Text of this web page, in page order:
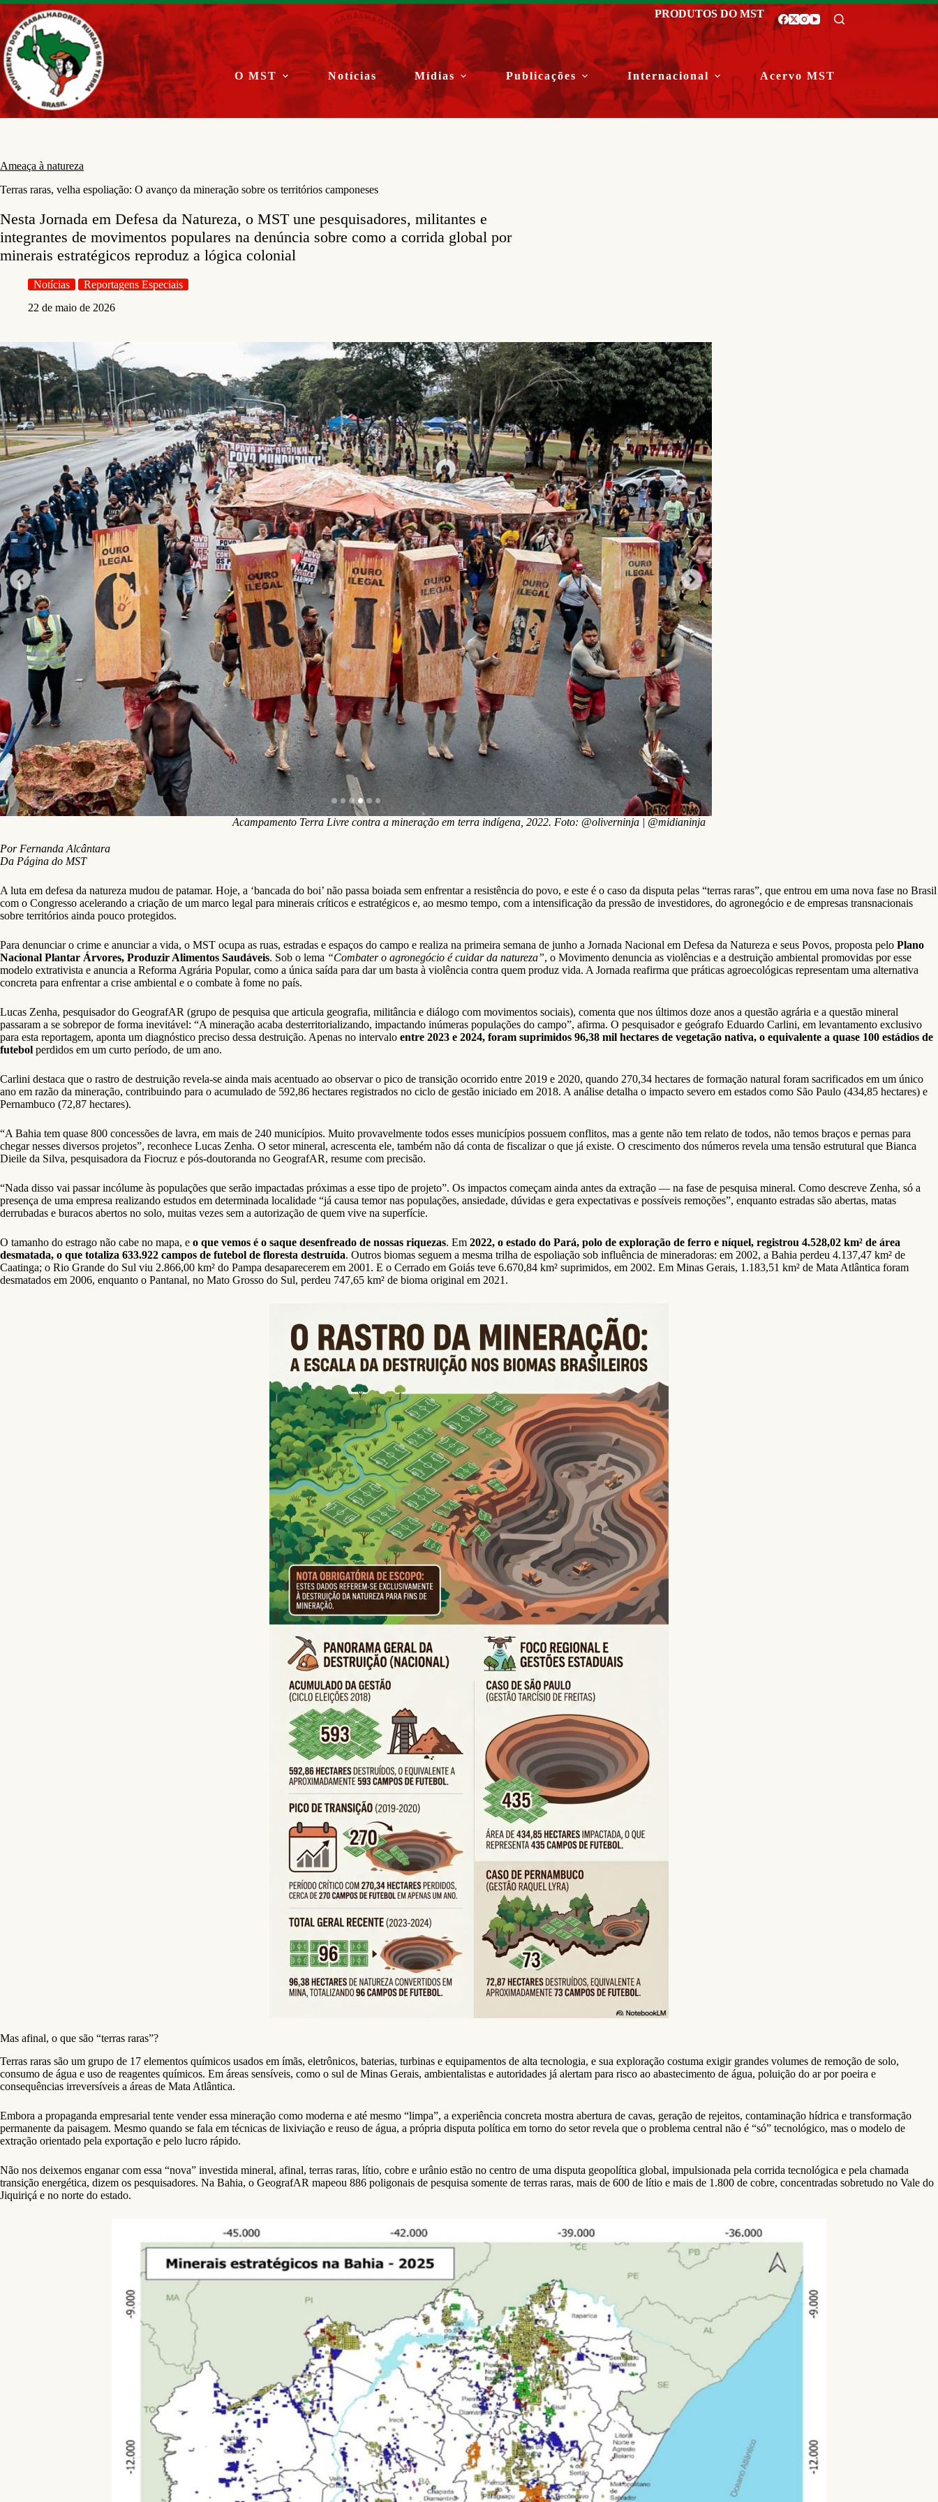
Pular
para
o
conteúdo
PRODUTOS DO MST
O MST Notícias Mídias Publicações Internacional Acervo MST
Ameaça à natureza
Terras raras, velha espoliação: O avanço da mineração sobre os territórios camponeses
Nesta Jornada em Defesa da Natureza, o MST une pesquisadores, militantes e
integrantes de movimentos populares na denúncia sobre como a corrida global por
minerais estratégicos reproduz a lógica colonial
Notícias
Reportagens Especiais
22 de maio de 2026
Acampamento Terra Livre contra a mineração em terra indígena, 2022. Foto: @oliverninja | @midianinja
Por Fernanda Alcântara
Da Página do MST
A luta em defesa da natureza mudou de patamar. Hoje, a ‘bancada do boi’ não passa boiada sem enfrentar a resistência do povo, e este é o caso da disputa pelas “terras raras”, que entrou em uma nova fase no Brasil
com o Congresso acelerando a criação de um marco legal para minerais críticos e estratégicos e, ao mesmo tempo, com a intensificação da pressão de investidores, do agronegócio e de empresas transnacionais
sobre territórios ainda pouco protegidos.
Para denunciar o crime e anunciar a vida, o MST ocupa as ruas, estradas e espaços do campo e realiza na primeira semana de junho a Jornada Nacional em Defesa da Natureza e seus Povos, proposta pelo Plano
Nacional Plantar Árvores, Produzir Alimentos Saudáveis. Sob o lema “Combater o agronegócio é cuidar da natureza”, o Movimento denuncia as violências e a destruição ambiental promovidas por esse
modelo extrativista e anuncia a Reforma Agrária Popular, como a única saída para dar um basta à violência contra quem produz vida. A Jornada reafirma que práticas agroecológicas representam uma alternativa
concreta para enfrentar a crise ambiental e o combate à fome no país.
Lucas Zenha, pesquisador do GeografAR (grupo de pesquisa que articula geografia, militância e diálogo com movimentos sociais), comenta que nos últimos doze anos a questão agrária e a questão mineral
passaram a se sobrepor de forma inevitável: “A mineração acaba desterritorializando, impactando inúmeras populações do campo”, afirma. O pesquisador e geógrafo Eduardo Carlini, em levantamento exclusivo
para esta reportagem, aponta um diagnóstico preciso dessa destruição. Apenas no intervalo entre 2023 e 2024, foram suprimidos 96,38 mil hectares de vegetação nativa, o equivalente a quase 100 estádios de
futebol perdidos em um curto período, de um ano.
Carlini destaca que o rastro de destruição revela-se ainda mais acentuado ao observar o pico de transição ocorrido entre 2019 e 2020, quando 270,34 hectares de formação natural foram sacrificados em um único
ano em razão da mineração, contribuindo para o acumulado de 592,86 hectares registrados no ciclo de gestão iniciado em 2018. A análise detalha o impacto severo em estados como São Paulo (434,85 hectares) e
Pernambuco (72,87 hectares).
“A Bahia tem quase 800 concessões de lavra, em mais de 240 municípios. Muito provavelmente todos esses municípios possuem conflitos, mas a gente não tem relato de todos, não temos braços e pernas para
chegar nesses diversos projetos”, reconhece Lucas Zenha. O setor mineral, acrescenta ele, também não dá conta de fiscalizar o que já existe. O crescimento dos números revela uma tensão estrutural que Bianca
Dieile da Silva, pesquisadora da Fiocruz e pós-doutoranda no GeografAR, resume com precisão.
“Nada disso vai passar incólume às populações que serão impactadas próximas a esse tipo de projeto”. Os impactos começam ainda antes da extração — na fase de pesquisa mineral. Como descreve Zenha, só a
presença de uma empresa realizando estudos em determinada localidade “já causa temor nas populações, ansiedade, dúvidas e gera expectativas e possíveis remoções”, enquanto estradas são abertas, matas
derrubadas e buracos abertos no solo, muitas vezes sem a autorização de quem vive na superfície.
O tamanho do estrago não cabe no mapa, e o que vemos é o saque desenfreado de nossas riquezas. Em 2022, o estado do Pará, polo de exploração de ferro e níquel, registrou 4.528,02 km² de área
desmatada, o que totaliza 633.922 campos de futebol de floresta destruída. Outros biomas seguem a mesma trilha de espoliação sob influência de mineradoras: em 2002, a Bahia perdeu 4.137,47 km² de
Caatinga; o Rio Grande do Sul viu 2.866,00 km² do Pampa desaparecerem em 2001. E o Cerrado em Goiás teve 6.670,84 km² suprimidos, em 2002. Em Minas Gerais, 1.183,51 km² de Mata Atlântica foram
desmatados em 2006, enquanto o Pantanal, no Mato Grosso do Sul, perdeu 747,65 km² de bioma original em 2021.
Mas afinal, o que são “terras raras”?
Terras raras são um grupo de 17 elementos químicos usados em ímãs, eletrônicos, baterias, turbinas e equipamentos de alta tecnologia, e sua exploração costuma exigir grandes volumes de remoção de solo,
consumo de água e uso de reagentes químicos. Em áreas sensíveis, como o sul de Minas Gerais, ambientalistas e autoridades já alertam para risco ao abastecimento de água, poluição do ar por poeira e
consequências irreversíveis a áreas de Mata Atlântica.
Embora a propaganda empresarial tente vender essa mineração como moderna e até mesmo “limpa”, a experiência concreta mostra abertura de cavas, geração de rejeitos, contaminação hídrica e transformação
permanente da paisagem. Mesmo quando se fala em técnicas de lixiviação e reuso de água, a própria disputa política em torno do setor revela que o problema central não é “só” tecnológico, mas o modelo de
extração orientado pela exportação e pelo lucro rápido.
Não nos deixemos enganar com essa “nova” investida mineral, afinal, terras raras, lítio, cobre e urânio estão no centro de uma disputa geopolítica global, impulsionada pela corrida tecnológica e pela chamada
transição energética, dizem os pesquisadores. Na Bahia, o GeografAR mapeou 886 poligonais de pesquisa somente de terras raras, mais de 600 de lítio e mais de 1.800 de cobre, concentradas sobretudo no Vale do
Jiquiriçá e no norte do estado.